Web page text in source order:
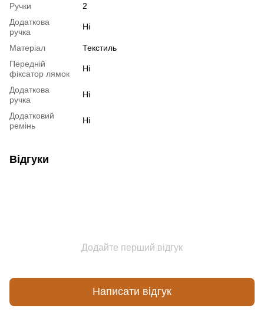
Ручки
2
Додаткова
ручка
Ні
Матеріал
Текстиль
Передній
фіксатор лямок
Ні
Додаткова
ручка
Ні
Додатковий
ремінь
Ні
Відгуки
Додайте перший відгук
Написати відгук